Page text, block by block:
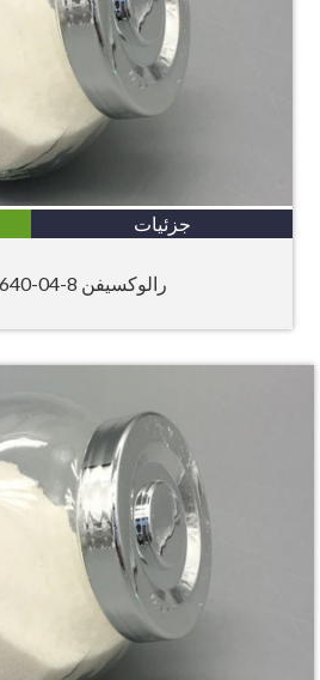
جزئیات
رالوکسیفن HCL CAS:82640-04-8